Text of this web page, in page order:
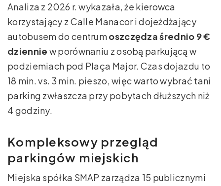
Analiza z 2026 r. wykazała, że kierowca
korzystający z Calle Manacor i dojeżdżający
autobusem do centrumoszczędza średnio 9 €
dziennie w porównaniu z osobą parkującą w
podziemiach pod Plaça Major. Czas dojazdu to
18 min. vs. 3 min. pieszo, więc warto wybrać tani
parking zwłaszcza przy pobytach dłuższych niż
4 godziny.
Kompleksowy przegląd
parkingów miejskich
Miejska spółka SMAP zarządza 15 publicznymi